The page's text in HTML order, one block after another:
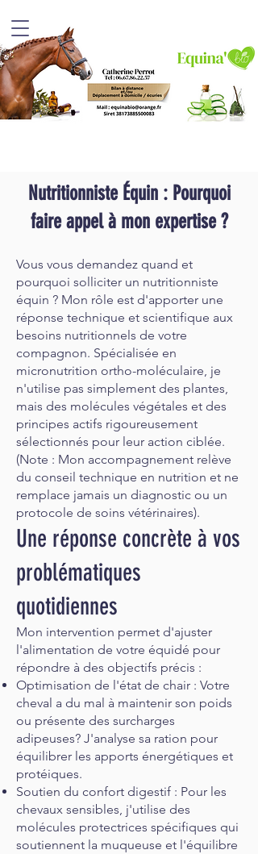
Nutritionniste Équin : Pourquoi
faire appel à mon expertise ?
Vous vous demandez quand et
pourquoi solliciter un nutritionniste
équin ? Mon rôle est d'apporter une
réponse technique et scientifique aux
besoins nutritionnels de votre
compagnon. Spécialisée en
micronutrition ortho-moléculaire, je
n'utilise pas simplement des plantes,
mais des molécules végétales et des
principes actifs rigoureusement
sélectionnés pour leur action ciblée.
(Note : Mon accompagnement relève
du conseil technique en nutrition et ne
remplace jamais un diagnostic ou un
protocole de soins vétérinaires).
Une réponse concrète à vos
problématiques
quotidiennes
Mon intervention permet d'ajuster
l'alimentation de votre équidé pour
répondre à des objectifs précis :
Optimisation de l'état de chair : Votre
cheval a du mal à maintenir son poids
ou présente des surcharges
adipeuses? J'analyse sa ration pour
équilibrer les apports énergétiques et
protéiques.
Soutien du confort digestif : Pour les
chevaux sensibles, j'utilise des
molécules protectrices spécifiques qui
soutiennent la muqueuse et l'équilibre